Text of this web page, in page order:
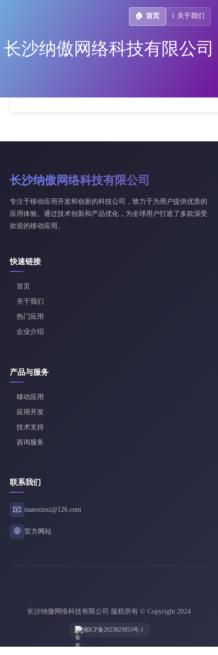
长沙纳傲网络科技有限公司
🏠 首页 ℹ️ 关于我们
长沙纳傲网络科技有限公司
专注于移动应用开发和创新的科技公司，致力于为用户提供优质的
应用体验。通过技术创新和产品优化，为全球用户打造了多款深受
欢迎的移动应用。
快速链接
首页
关于我们
热门应用
企业介绍
产品与服务
移动应用
应用开发
技术支持
咨询服务
联系我们
📧 naaoxinxi@126.com
🌐 官方网站
长沙纳傲网络科技有限公司 版权所有 © Copyright 2024
湘ICP备2023023853号-1